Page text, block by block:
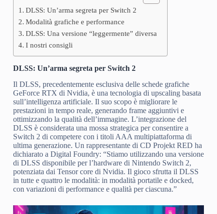
DLSS: Un’arma segreta per Switch 2
Modalità grafiche e performance
DLSS: Una versione “leggermente” diversa
I nostri consigli
DLSS: Un’arma segreta per Switch 2
Il DLSS, precedentemente esclusiva delle schede grafiche
GeForce RTX di Nvidia, è una tecnologia di upscaling basata
sull’intelligenza artificiale. Il suo scopo è migliorare le
prestazioni in tempo reale, generando frame aggiuntivi e
ottimizzando la qualità dell’immagine. L’integrazione del
DLSS è considerata una mossa strategica per consentire a
Switch 2 di competere con i titoli AAA multipiattaforma di
ultima generazione. Un rappresentante di CD Projekt RED ha
dichiarato a Digital Foundry: “Stiamo utilizzando una versione
di DLSS disponibile per l’hardware di Nintendo Switch 2,
potenziata dai Tensor core di Nvidia. Il gioco sfrutta il DLSS
in tutte e quattro le modalità: in modalità portatile e docked,
con variazioni di performance e qualità per ciascuna.”